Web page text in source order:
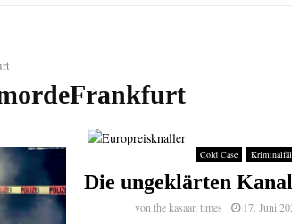
Cold Case
Die ungeklärten
vonthe kasaan times 17. Juni